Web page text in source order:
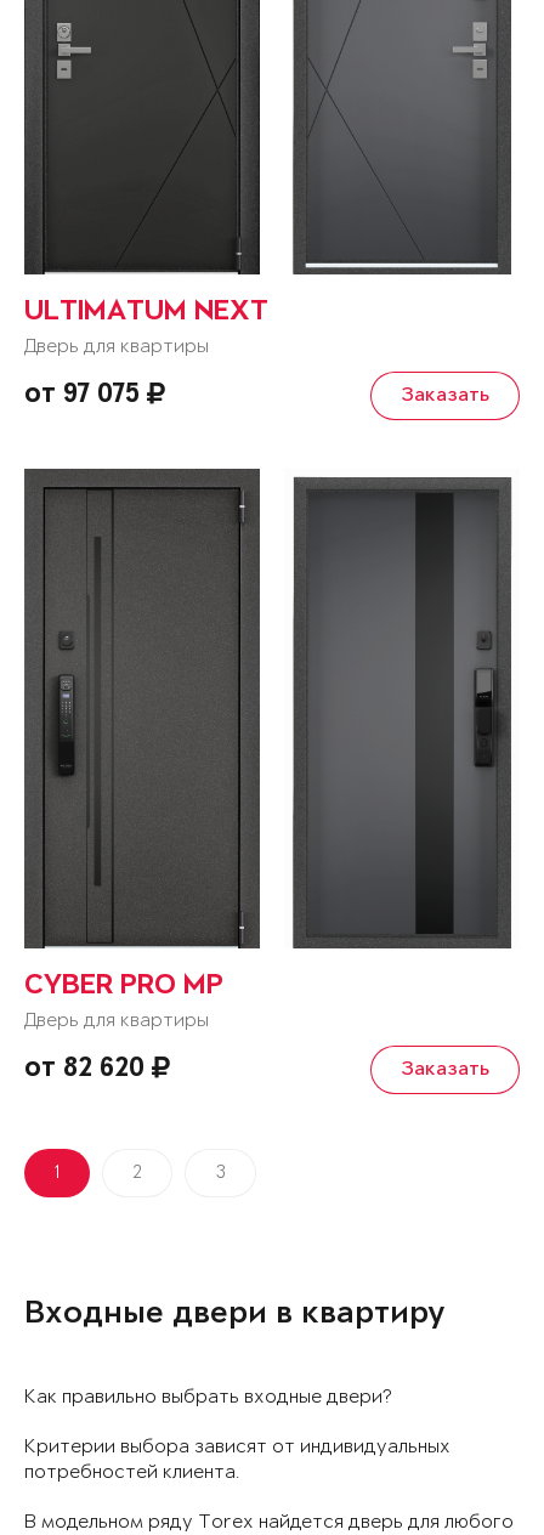
ULTIMATUM NEXT
Дверь для квартиры
от 97 075 Заказать
CYBER PRO MP
Дверь для квартиры
от 82 620 Заказать
1 2 3
Входные двери в квартиру
Как правильно выбрать входные двери?
Критерии выбора зависят от индивидуальных
потребностей клиента.
В модельном ряду Torex найдется дверь для любого